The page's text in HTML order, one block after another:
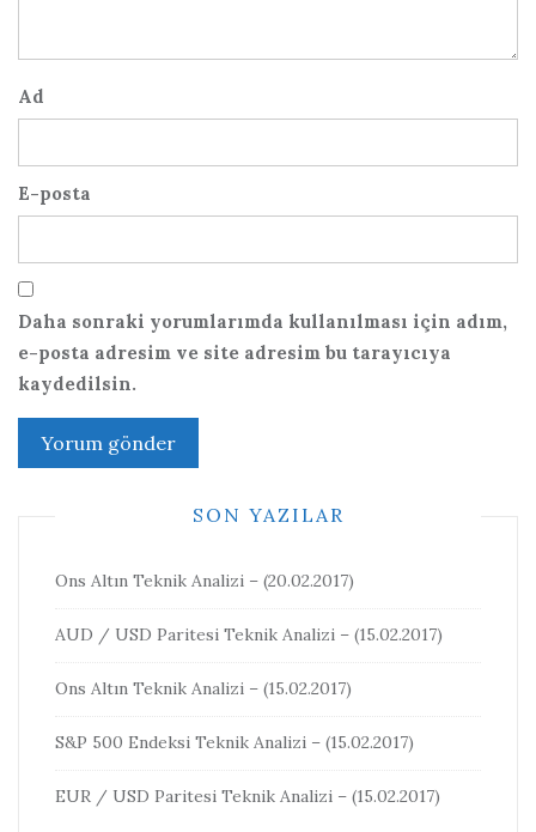
Ad
E-posta
Daha sonraki yorumlarımda kullanılması için adım,
e-posta adresim ve site adresim bu tarayıcıya
kaydedilsin.
SON YAZILAR
Ons Altın Teknik Analizi – (20.02.2017)
AUD / USD Paritesi Teknik Analizi – (15.02.2017)
Ons Altın Teknik Analizi – (15.02.2017)
S&P 500 Endeksi Teknik Analizi – (15.02.2017)
EUR / USD Paritesi Teknik Analizi – (15.02.2017)